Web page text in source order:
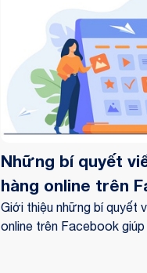
Những bí quyết
hàng online trên
Giới thiệu những bí quyết
online trên Facebook